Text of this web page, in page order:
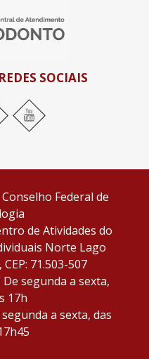
SOCIAIS
YouTube
Federal de
de Atividades do
Norte Lago
71.503-507
segunda a sexta,
17h
a sexta, das